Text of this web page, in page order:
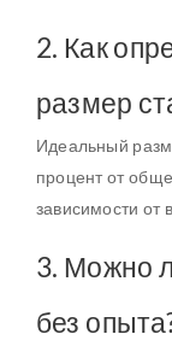
2. Как
размер
Идеальный
процент от
зависимости от
3. Можно
без